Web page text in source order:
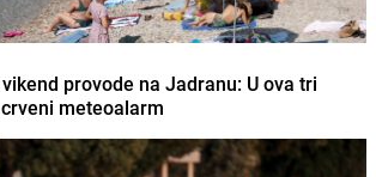
provode na Jadranu: U ova tri
meteoalarm